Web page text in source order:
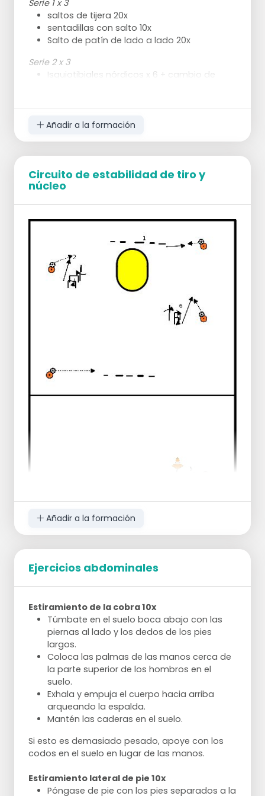
Serie 1 x 3
saltos de tijera 20x
sentadillas con salto 10x
Salto de patín de lado a lado 20x
Serie 2 x 3
Isquiotibiales nórdicos x 6 + cambio de
de lado
Almuerzos con salto 20x
Empuje de una pierna por parejas 30
segundos
Pelota de tenis 20x + cambio de lado -
Plancha 1 minuto
Añadir a la formación
Circuito de estabilidad de tiro y
núcleo
Empezar con 1 pierna en la escalera, la otra
piernas alternativamente fuera. Ritmo
dentro-fuera-fuera.
Un defensor camina hacia atrás en la
dirección opuesta. Después de la escalera,
pasar el balón.
Saltar hacia delante por encima de la valla
con las dos piernas y luego lateralmente
por encima de las otras vallas, hacer un
movimiento lateral hacia la derecha, coger
el balón y marcar.
Atraviesa la escalera de velocidad con un
movimiento de esquí, al final coge el balón
y tira directamente.
2 sombreros hacia delante, 1 sombrero
hacia atrás, hacer un movimiento de
Añadir a la formación
Ejercicios abdominales
Estiramiento de la cobra 10x
Túmbate en el suelo boca abajo con las
piernas al lado y los dedos de los pies
largos.
Coloca las palmas de las manos cerca de
la parte superior de los hombros en el
suelo.
Exhala y empuja el cuerpo hacia arriba
arqueando la espalda.
Mantén las caderas en el suelo.
Si esto es demasiado pesado, apoye con los
codos en el suelo en lugar de las manos.
Estiramiento lateral de pie 10x
Póngase de pie con los pies separados a la